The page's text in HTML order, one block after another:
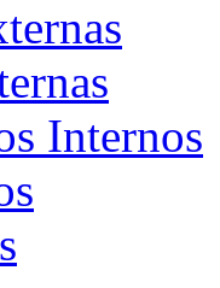
Internos